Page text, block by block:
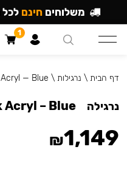
דף הבית \ נרגילות \
— Blue
נרגילה Acryl – Blue
₪1,149
משלוחים חינם לכל
1